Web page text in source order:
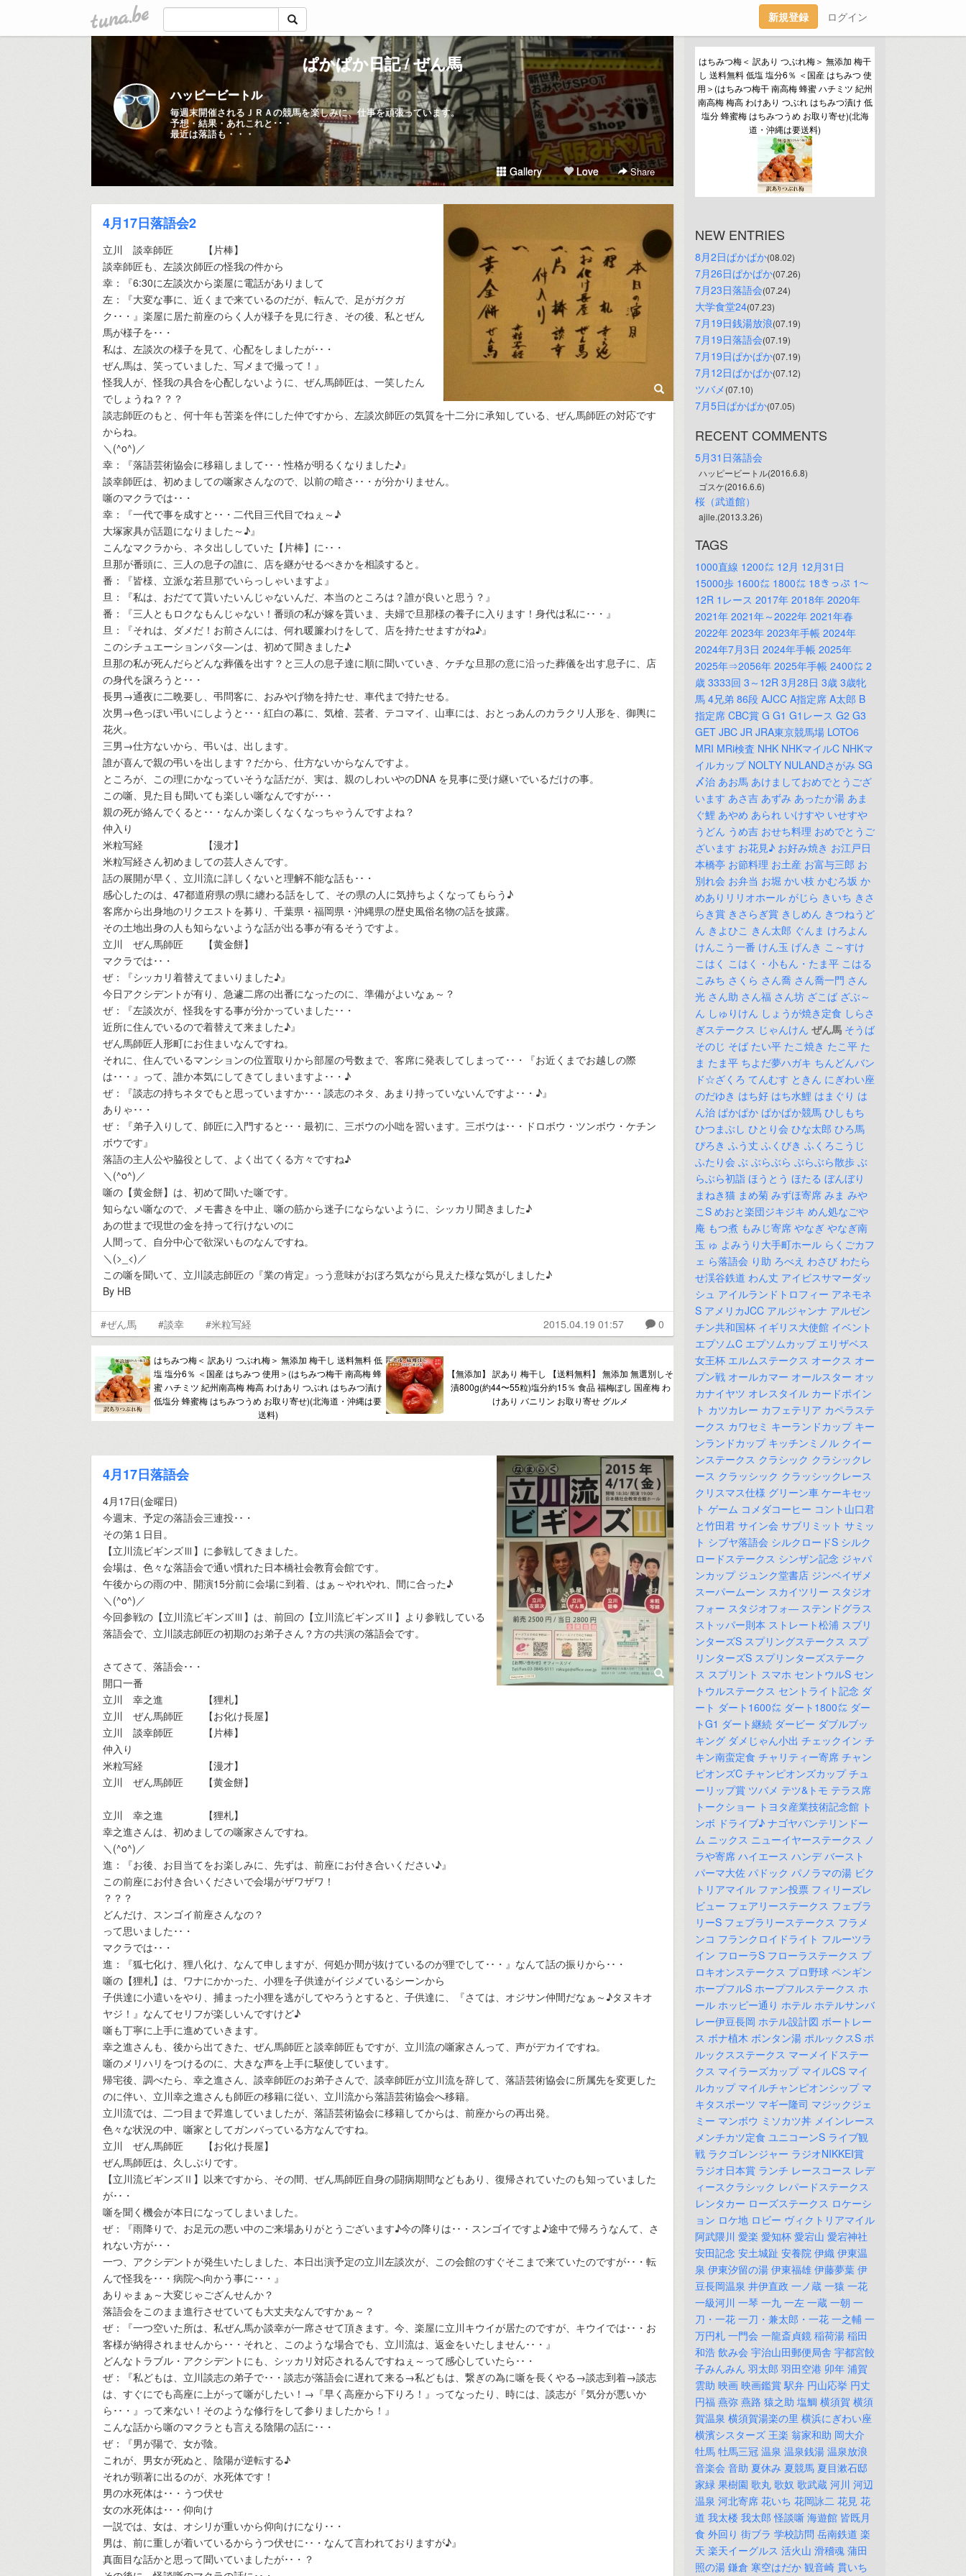
tuna.be 新規登録 ログイン
ぱかぱか日記 / ぜん馬
ハッピービートル
毎週末開催されるＪＲＡの競馬を楽しみに、仕事を頑張っています。
予想・結果・あれこれと･･・
最近は落語も・・・
Gallery Love Share
4月17日落語会2
立川 談幸師匠 【片棒】
談幸師匠も、左談次師匠の怪我の件から
幸：『6:30に左談次から楽屋に電話がありまして
左：『大変な事に、近くまで来ているのだが、転んで、足がガクガ
ク･･・』楽屋に居た前座のらく人が様子を見に行き、その後、私とぜん
馬が様子を･･・
私は、左談次の様子を見て、心配をしましたが･･・
ぜん馬は、笑っていました、写メまで撮って！』
怪我人が、怪我の具合を心配しないように、ぜん馬師匠は、一笑したん
でしょうね？？？
談志師匠のもと、何十年も苦楽を伴にした仲ですから、左談次師匠の気質を十二分に承知している、ぜん馬師匠の対応です
からね。
＼(^o^)／
幸：『落語芸術協会に移籍しまして･･・性格が明るくなりました♪』
談幸師匠は、初めましての噺家さんなので、以前の暗さ･･・が分かりません。
噺のマクラでは･･・
幸：『一代で事を成すと･･・二代目三代目でねぇ～♪
大塚家具が話題になりました～♪』
こんなマクラから、ネタ出ししていた【片棒】に･･・
旦那が番頭に、三人の息子の誰に、店を継がせるべきかを相談すると。
番：『皆様、立派な若旦那でいらっしゃいますよ』
旦：『私は、おだてて貰いたいんじゃないんだ、本当のところは？誰が良いと思う？』
番：『三人ともロクなもんじゃない！番頭の私が嫁を貰いま、夫婦で旦那様の養子に入ります！身代は私に･･・』
旦：『それは、ダメだ！お前さんには、何れ暖簾わけをして、店を持たせますがね♪』
このシチュエーションパタ―ンは、初めて聞きました♪
旦那の私が死んだらどんな葬儀を出す？と三人の息子達に順に聞いていき、ケチな旦那の意に沿った葬儀を出す息子に、店
の身代を譲ろうと･･・
長男→通夜に二晩要し、弔問客に、おみやげ物を持たせ、車代まで持たせる。
次男→色っぽい弔いにしようと･･・紅白の幕に、気槍、芸者、テコマイ、山車には、おとっあんのカラクリ人形を、御輿に
花火。
三男→仕方ないから、弔いは、出します。
誰が喜んで親の弔いを出します？だから、仕方ないからなんですよ。
ところが、この理にかなっていそうな話だが、実は、親のしわいやのDNA を見事に受け継いでいるだけの事。
この噺、見た目も聞いても楽しい噺なんですが･･・
親の死が絡んでくると･･・なんか楽しくなくなっちゃうんですよね？
仲入り
米粒写経 【漫才】
米粒写経さん初めましての芸人さんです。
話の展開が早く、立川流に詳しくないと理解不能な話も･･・
感心したのは、47都道府県の県に纏わる話をして、その県の人に気持ちよくなってもらう♪
客席から出身地のリクエストを募り、千葉県・福岡県・沖縄県の歴史風俗名物の話を披露。
その土地出身の人も知らないような話が出る事が有るそうですよ。
立川 ぜん馬師匠 【黄金餅】
マクラでは･･・
ぜ：『シッカリ着替えてまいりました♪』
今日アクシデントが有り、急遽二席の出番になったのに、準備がよいなぁ～？
ぜ：『左談次が、怪我をする事が分かっていました･･・
近所に住んでいるので着替えて来ました♪』
ぜん馬師匠人形町にお住まいなんですね。
それに、住んでいるマンションの位置取りから部屋の号数まで、客席に発表してしまって･･・『お近くまでお越しの際
は･･・』って、誰か本気にしてきてしまいますよ･･・♪
ぜ：『談志の持ちネタでもと思っていますか･･・談志のネタ、あまり持っていないんですよ･･・♪』
ありゃ･･・
ぜ：『弟子入りして、師匠に入門すると･･・最初に、三ボウの小咄を習います。三ボウは･･・ドロボウ・ツンボウ・ケチン
ボウです』
落語の主人公や脇役として、よく出てくる方々ですね♪
＼(^o^)／
噺の【黄金餅】は、初めて聞いた噺です。
知らない噺なので、メモ書きを中止、噺の筋から迷子にならないように、シッカリ聞きました♪
あの世まで現世の金を持って行けないのに
人間って、自分中心で欲深いものなんですね。
＼(>_<)／
この噺を聞いて、立川談志師匠の『業の肯定』っう意味がおぼろ気ながら見えた様な気がしました♪
By HB
#ぜん馬 #談幸 #米粒写経 2015.04.19 01:57 0
はちみつ梅＜ 訳あり つぶれ梅＞ 無添加 梅干し 送料無料 低
塩 塩分6％ ＜国産 はちみつ 使用＞(はちみつ梅干 南高梅 蜂
蜜 ハチミツ 紀州南高梅 梅高 わけあり つぶれ はちみつ漬け
低塩分 蜂蜜梅 はちみつうめ お取り寄せ)(北海道・沖縄は要
送料)
【無添加】 訳あり 梅干し 【送料無料】 無添加 無選別しそ
漬800g(約44〜55粒)塩分約15％ 食品 福梅ぼし 国産梅 わ
けあり バニリン お取り寄せ グルメ
4月17日落語会
4月17日(金曜日)
今週末、予定の落語会三連投･･・
その第１日目。
【立川流ビギンズⅢ】に参戦してきました。
会場は、色々な落語会で通い慣れた日本橋社会教育会館です。
午後からの雨の中、開演15分前に会場に到着、はぁ～やれやれ、間に合った♪
＼(^o^)／
今回参戦の【立川流ビギンズⅢ】は、前回の【立川流ビギンズⅡ】より参戦している
落語会で、立川談志師匠の初期のお弟子さん？方の共演の落語会です。
さてさて、落語会･･・
開口一番
立川 幸之進 【狸札】
立川 ぜん馬師匠 【お化け長屋】
立川 談幸師匠 【片棒】
仲入り
米粒写経 【漫才】
立川 ぜん馬師匠 【黄金餅】
立川 幸之進 【狸札】
幸之進さんは、初めましての噺家さんですね。
＼(^o^)／
進：『お後、お目当てをお楽しみに、先ずは、前座にお付き合いください♪』
この前座にお付き合いくださいで会場がザワザワ！
？？？
どんだけ、スンゴイ前座さんなの？
って思いました･･・
マクラでは･･・
進：『狐七化け、狸八化け、なんて申しますが、何処か間が抜けているのが狸でして･･・』なんて話の振りから･･・
噺の【狸札】は、ワナにかかった、小狸を子供達がイジメているシーンから
子供達に小遣いをやり、捕まった小狸を逃がしてやろうとすると、子供達に、『さては、オジサン仲間だなぁ～♪タヌキオ
ヤジ！』なんてセリフが楽しいんですけど♪
噺も丁寧に上手に進めていきます。
幸之進さんも、後から出てきた、ぜん馬師匠と談幸師匠もですが、立川流の噺家さんって、声がデカイですね。
噺のメリハリをつけるのに、大きな声を上手に駆使しています。
帰宅後、調べたら、幸之進さん、談幸師匠のお弟子さんで、談幸師匠が立川流を辞して、落語芸術協会に所属先を変更した
のに伴い、立川幸之進さんも師匠の移籍に従い、立川流から落語芸術協会へ移籍。
立川流では、二つ目まで昇進していましたが、落語芸術協会に移籍してからは、前座からの再出発。
色々な状況の中、噺家としてガンバっている方なんですね。
立川 ぜん馬師匠 【お化け長屋】
ぜん馬師匠は、久しぶりです。
【立川流ビギンズⅡ】以来ですから、その間、ぜん馬師匠自身の闘病期間などもあり、復帰されていたのも知っていました
が･･・
噺を聞く機会が本日になってしまいました。
ぜ：『雨降りで、お足元の悪い中のご来場ありがとうございます♪今の降りは･･・スンゴイですよ♪途中で帰ろうなんて、さ
れない方が･･・
一つ、アクシデントが発生いたしました、本日出演予定の立川左談次が、この会館のすぐそこまで来ていたのですが･･・転
んで怪我を･･・病院へ向かう事に･･・』
ありゃまぁ～大変じゃござんせんか？
落語会をこのまま進行させていても大丈夫なんですかぁ～？
ぜ：『一つ空いた所は、私ぜん馬か談幸が一席させて頂きます。今、楽屋に立川キウイが居たのですが、キウイでは･･・お
客様が納得されませんから･･・それと、このような場合でも、立川流は、返金をいたしません･･・』
どんなトラブル・アクシデントにも、シッカリ対応されるんですねぇ～って感心していたら･･・
ぜ：『私どもは、立川談志の弟子で･･・談志が落語会に遅れて来る→私どもは、繋ぎの為に噺を長くやる→談志到着→談志
は、すぐにでも高座に上がって噺がしたい！→『早く高座から下りろ！』ってなったり、時には、談志が『気分が悪いか
ら･･・』って来ない！そのような修行をして参りましたから！』
こんな話から噺のマクラとも言える陰陽の話に･･・
ぜ：『男が陽で、女が陰。
これが、男女が死ぬと、陰陽が逆転する♪
それが顕著に出るのが、水死体です！
男の水死体は･･・うつ伏せ
女の水死体は･･・仰向け
一説では、女は、オシリが重いから仰向けになり･･・
男は、前に重しが着いているからうつ伏せに･･・なんて言われておりますが♪』
真面目な話かと思って聞いていましたが･･・？
はちみつ梅＜ 訳あり つぶれ梅＞ 無添加 梅干
し 送料無料 低塩 塩分6％ ＜国産 はちみつ 使
用＞(はちみつ梅干 南高梅 蜂蜜 ハチミツ 紀州
南高梅 梅高 わけあり つぶれ はちみつ漬け 低
塩分 蜂蜜梅 はちみつうめ お取り寄せ)(北海
道・沖縄は要送料)
NEW ENTRIES
8月2日ぱかぱか(08.02)
7月26日ぱかぱか(07.26)
7月23日落語会(07.24)
大学食堂24(07.23)
7月19日銭湯放浪(07.19)
7月19日落語会(07.19)
7月19日ぱかぱか(07.19)
7月12日ぱかぱか(07.12)
ツバメ (07.10)
7月5日ぱかぱか(07.05)
RECENT COMMENTS
5月31日落語会
ハッピービートル(2016.6.8)
ゴスケ(2016.6.6)
桜（武道館）
ajile.(2013.3.26)
TAGS
1000直線 1200㍍ 12月 12月31日
15000歩 1600㍍ 1800㍍ 18きっぷ 1～
12R 1レース 2017年 2018年 2020年
2021年 2021年～2022年 2021年春
2022年 2023年 2023年手帳 2024年
2024年7月3日 2024年手帳 2025年
2025年⇒2056年 2025年手帳 2400㍍ 2
歳 3333回 3～12R 3月28日 3歳 3歳牝
馬 4兄弟 86段 AJCC A指定席 A太郎 B
指定席 CBC賞 G G1 G1レース G2 G3
GET JBC JR JRA東京競馬場 LOTO6
MRI MRi検査 NHK NHKマイルC NHKマ
イルカップ NOLTY NULANDさがみ SG
〆治 あお馬 あけましておめでとうござ
います あさ吉 あずみ あったか湯 あま
ぐ鯉 あやめ あられ いけすや いせすや
うどん うめ吉 おせち料理 おめでとうご
ざいます お花見♪ お好み焼き お江戸日
本橋亭 お節料理 お土産 お富与三郎 お
別れ会 お弁当 お堀 かい枝 かむろ坂 か
めありリリオホール がじら きいち きさ
らき賞 きさらぎ賞 きしめん きつねうど
ん きよひこ きん太郎 ぐんま けろよん
けんこう一番 けん玉 げんき こ～すけ
こはく こはく・小もん・たま平 こはる
こみち さくら さん喬 さん喬一門 さん
光 さん助 さん福 さん坊 ざこば ざぶ～
ん しゅりけん しょうが焼き定食 しらさ
ぎステークス じゃんけん ぜん馬 そうば
そのじ そば たい平 たこ焼き たこ平 た
ま たま平 ちよだ夢ハガキ ちんどんバン
ド☆ざくろ てんむす ときん にぎわい座
のだゆき はち好 はち水鯉 はまぐり は
ん治 ぱかぱか ぱかぱか競馬 ひしもち
ひつまぶし ひとり会 ひな太郎 ひろ馬
ぴろき ふう丈 ふくびき ふくろこうじ
ふたり会 ぶ ぶらぶら ぶらぶら散歩 ぶ
らぶら初詣 ほうとう ほたる ぼんぼり
まねき猫 まめ菊 みずほ寄席 みま みや
こS めおと楽団ジキジキ めん処なごや
庵 もつ煮 もみじ寄席 やなぎ やなぎ南
玉 ゅ よみうり大手町ホール らくごカフ
ェ ら落語会 り助 ろべえ わさび わたら
せ渓谷鉄道 わん丈 アイビスサマーダッ
シュ アイルランドトロフィー アネモネ
S アメリカJCC アルジャンナ アルゼン
チン共和国杯 イギリス大使館 イベント
エプソムC エプソムカップ エリザベス
女王杯 エルムステークス オークス オー
プン戦 オールカマー オールスター オッ
カナイヤツ オレスタイル カードポイン
ト カツカレー カフェテリア カペラステ
ークス カワセミ キーランドカップ キー
ンランドカップ キッチンミノル クイー
ンステークス クラシック クラシックレ
ース クラッシック クラッシックレース
クリスマス仕様 グリーン車 ケーキセッ
ト ゲーム コメダコーヒー コント山口君
と竹田君 サイン会 サブリミット サミッ
ト シブヤ落語会 シルクロードS シルク
ロードステークス シンザン記念 ジャパ
ンカップ ジュンク堂書店 ジンベイザメ
スーパームーン スカイツリー スタジオ
フォー スタジオフォ― ステンドグラス
ストッパー則本 ストレート松浦 スブリ
ンターズS スプリングステークス スプ
リンターズS スプリンターズステーク
ス スプリント スマホ セントウルS セン
トウルステークス セントライト記念 ダ
ート ダート1600㍍ ダート1800㍍ ダー
トG1 ダート継続 ダービー ダブルブッ
キング ダメじゃん小出 チェックイン チ
キン南蛮定食 チャリティー寄席 チャン
ピオンズC チャンピオンズカップ チュ
ーリップ賞 ツバメ テツ&トモ テラス席
トークショー トヨタ産業技術記念館 ト
ンボ ドライブ♪ ナゴヤバンテリンドー
ム ニックス ニューイヤーステークス ノ
ラや寄席 ハイエース ハンデ バースト
パーマ大佐 パドック パノラマの湯 ビク
トリアマイル ファン投票 フィリーズレ
ビュー フェアリーステークス フェブラ
リーS フェブラリーステークス フラメ
ンコ フランクロイドライト フルーツラ
イン フローラS フローラステークス プ
ロキオンステークス プロ野球 ペンギン
ホープフルS ホープフルステークス ホ
ール ホッピー通り ホテル ホテルサンバ
レー伊豆長岡 ホテル設計図 ボートレー
ス ボナ植木 ボンタン湯 ポルックスS ポ
ルックスステークス マーメイドステー
クス マイラーズカップ マイルCS マイ
ルカップ マイルチャンピオンシップ マ
キタスポーツ マギー隆司 マジックジェ
ミー マンボウ ミソカツ丼 メインレース
メンチカツ定食 ユニコーンS ライブ観
戦 ラクゴレンジャー ラジオNIKKEI賞
ラジオ日本賞 ランチ レースコース レデ
ィースクラシック レパードステークス
レンタカー ローズステークス ロケーシ
ョン ロケ地 ロビー ヴィクトリアマイル
阿武隈川 愛楽 愛知杯 愛宕山 愛宕神社
安田記念 安土城趾 安養院 伊織 伊東温
泉 伊東汐留の湯 伊東福雄 伊藤夢葉 伊
豆長岡温泉 井伊直政 一ノ蔵 一猿 一花
一級河川 一琴 一九 一左 一蔵 一朝 一
刀・一花 一刀・兼太郎・一花 一之輔 一
万円札 一門会 一龍斎貞鏡 稲荷湯 稲田
和浩 飲み会 宇治山田郵便局舎 宇都宮餃
子みんみん 羽太郎 羽田空港 卯年 浦賀
雲助 映画 映画鑑賞 駅弁 円山応挙 円丈
円福 燕弥 燕路 猿之助 塩鯛 横須賀 横須
賀温泉 横須賀湯楽の里 横浜にぎわい座
横濱シスターズ 王楽 翁家和助 岡大介
牡馬 牡馬三冠 温泉 温泉銭湯 温泉放浪
音楽会 音助 夏休み 夏競馬 夏目漱石邸
家緑 果樹園 歌丸 歌奴 歌武蔵 河川 河辺
温泉 河北寄席 花いち 花岡詠二 花見 花
道 我太楼 我太郎 怪談噺 海遊館 皆既月
食 外回り 街ブラ 学校訪問 岳南鉄道 楽
天 楽天イーグルス 活火山 滑稽魂 蒲田
照の湯 鎌倉 寒空はだか 観音崎 貫いち